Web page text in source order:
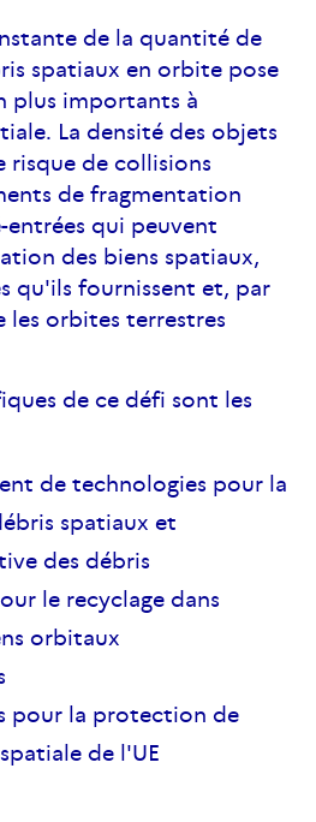
de la quantité de
spatiaux en orbite pose
plus importants à
La densité des objets
risque de collisions
de fragmentation
qui peuvent
des biens spatiaux,
qu'ils fournissent et, par
les orbites terrestres
de ce défi sont les
de technologies pour la
spatiaux et
des débris
le recyclage dans
orbitaux
pour la protection de
de l'UE